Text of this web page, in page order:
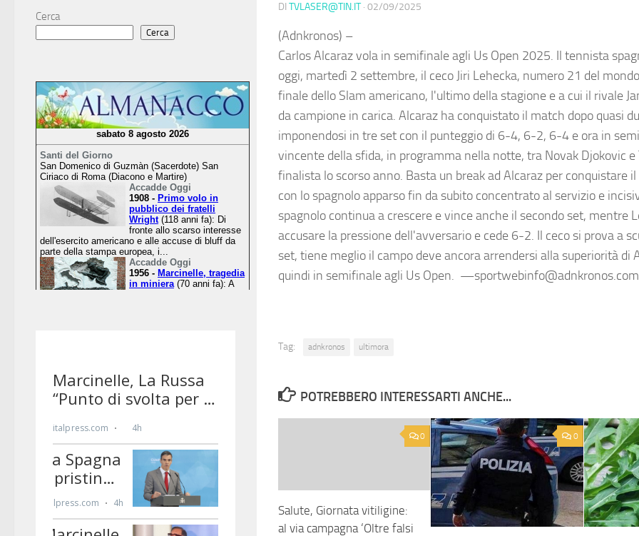
DI TVLASER@TIN.IT · 02/09/2025
(Adnkronos) –
Carlos Alcaraz vola in semifinale agli Us Open 2025. Il tennista
oggi, martedì 2 settembre, il ceco Jiri Lehecka, numero 21 del
finale dello Slam americano, l'ultimo della stagione e a cui il rivale
da campione in carica. Alcaraz ha conquistato il match dopo quasi
imponendosi in tre set con il punteggio di 6-4, 6-2, 6-4 e ora in
vincente della sfida, in programma nella notte, tra Novak Djokovic e
finalista lo scorso anno. Basta un break ad Alcaraz per conquistare
con lo spagnolo apparso fin da subito concentrato al servizio e
spagnolo continua a crescere e vince anche il secondo set, mentre
accusare la pressione dell'avversario e cede 6-2. Il ceco si prova a
set, tiene meglio il campo deve ancora arrendersi alla superiorità di
quindi in semifinale agli Us Open.
Tag: adnkronos ultimora
POTREBBERO INTERESSARTI ANCHE...
0
Salute, Giornata vitiligine:
al via campagna ‘Oltre falsi
0
Cerca
Cerca